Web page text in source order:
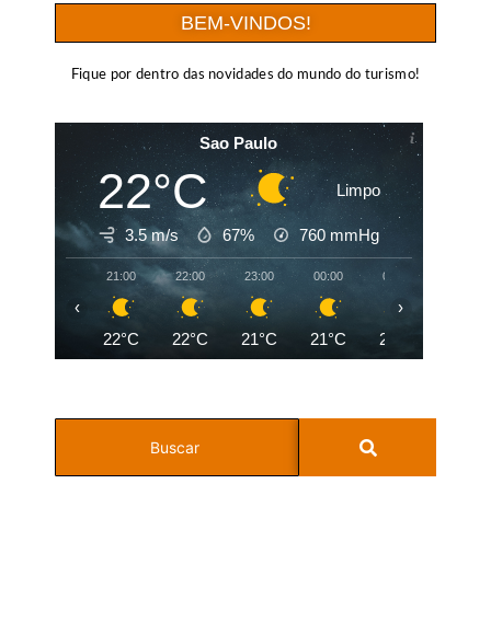
BEM-VINDOS!
Fique por dentro das novidades do mundo do turismo!
Sao Paulo
22°C Limpo
3.5 m/s 67% 760 mmHg
21:00
22°C
22:00
22°C
23:00
21°C
00:00
21°C
01:00
20°C
‹ ›